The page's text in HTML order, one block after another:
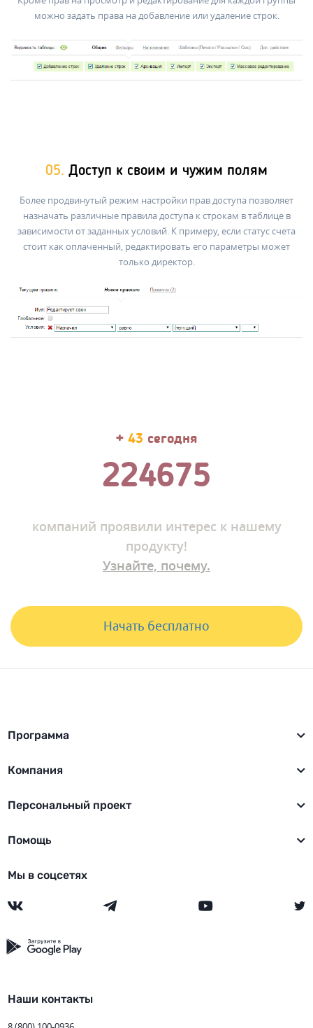
можно задать права на добавление или удаление строк.
05. Доступ к своим и чужим полям
Более продвинутый режим настройки прав доступа позволяет
назначать различные правила доступа к строкам в таблице в
зависимости от заданных условий. К примеру, если статус счета
стоит как оплаченный, редактировать его параметры может
только директор.
+ 50 сегодня
224688
компаний проявили интерес к нашему
продукту!
Узнайте, почему.
Начать бесплатно
Программа
Компания
Персональный проект
Помощь
Мы в соцсетях
Наши контакты